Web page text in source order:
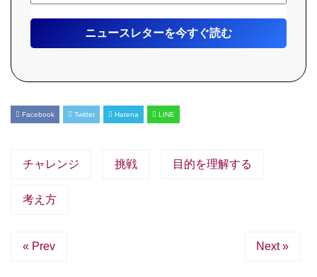
Facebook Twitter Hatena LINE
チャレンジ 挑戦 目的を理解する
考え方
« Prev Next »